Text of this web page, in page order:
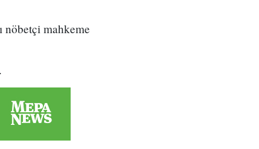
nöbetçi mahkeme